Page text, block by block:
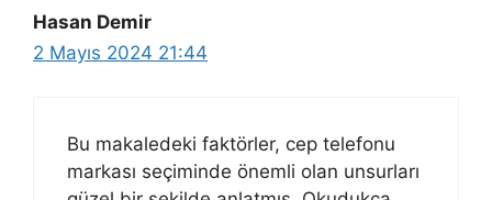
Hasan Demir
2 Mayıs 2024 21:44
Bu makaledeki faktörler, cep telefonu
markası seçiminde önemli olan unsurları